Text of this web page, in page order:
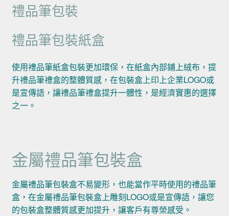
禮品筆包裝
禮品筆包裝紙盒
使用禮品筆紙盒包裝更加環保，在紙盒內部鋪上絨布，提
升禮品筆禮盒的整體質感，在包裝盒上印上企業LOGO或
是宣傳語，讓禮品筆禮盒提升一體性，是經濟實惠的選擇
之一。
金屬禮品筆包裝盒
金屬禮品筆包裝盒不易變形，也能當作平時使用的禮品筆
盒，在金屬禮品筆包裝盒上雕刻LOGO或是宣傳語，讓您
的包裝盒整體質感更加提升，讓客戶有尊榮感受。